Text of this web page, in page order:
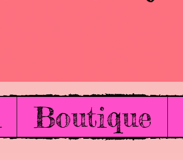
Boutique